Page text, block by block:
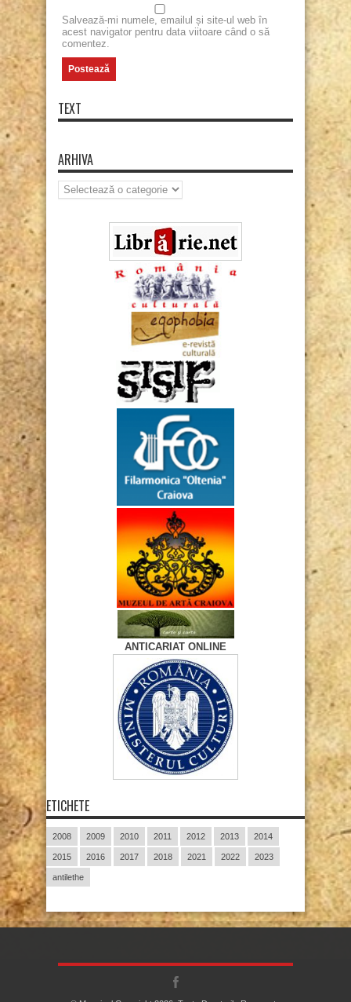
Salvează-mi numele, emailul și site-ul web în
acest navigator pentru data viitoare când o să
comentez.
TEXT
ARHIVA
Arhiva
ANTICARIAT ONLINE
ETICHETE
2008 2009 2010 2011 2012 2013 2014
2015 2016 2017 2018 2021 2022 2023
antilethe